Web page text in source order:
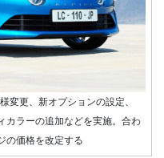
更、新オプションの設定、
カラーの追加などを実施。合わ
の価格を改定する